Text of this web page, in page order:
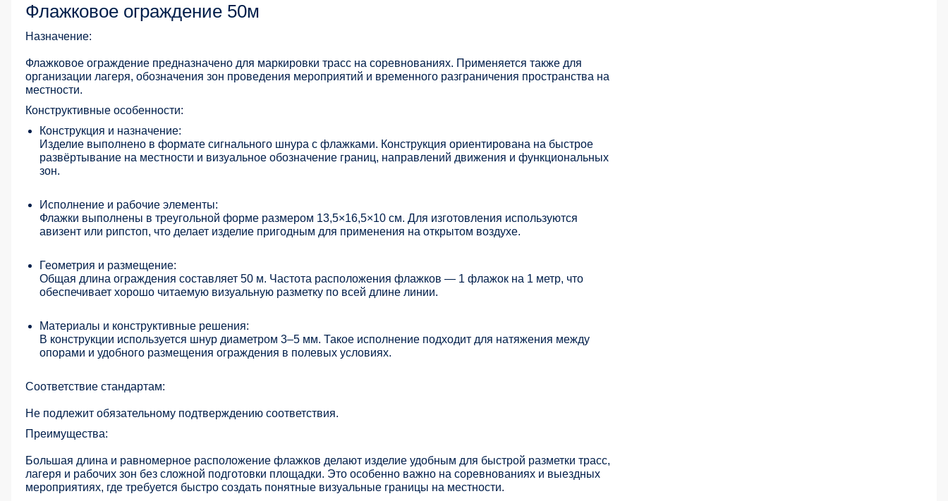
Флажковое ограждение 50м
Назначение:
Флажковое ограждение предназначено для маркировки трасс на соревнованиях. Применяется также для
организации лагеря, обозначения зон проведения мероприятий и временного разграничения пространства на
местности.
Конструктивные особенности:
Конструкция и назначение:
Изделие выполнено в формате сигнального шнура с флажками. Конструкция ориентирована на быстрое
развёртывание на местности и визуальное обозначение границ, направлений движения и функциональных
зон.
Исполнение и рабочие элементы:
Флажки выполнены в треугольной форме размером 13,5×16,5×10 см. Для изготовления используются
авизент или рипстоп, что делает изделие пригодным для применения на открытом воздухе.
Геометрия и размещение:
Общая длина ограждения составляет 50 м. Частота расположения флажков — 1 флажок на 1 метр, что
обеспечивает хорошо читаемую визуальную разметку по всей длине линии.
Материалы и конструктивные решения:
В конструкции используется шнур диаметром 3–5 мм. Такое исполнение подходит для натяжения между
опорами и удобного размещения ограждения в полевых условиях.
Соответствие стандартам:
Не подлежит обязательному подтверждению соответствия.
Преимущества:
Большая длина и равномерное расположение флажков делают изделие удобным для быстрой разметки трасс,
лагеря и рабочих зон без сложной подготовки площадки. Это особенно важно на соревнованиях и выездных
мероприятиях, где требуется быстро создать понятные визуальные границы на местности.